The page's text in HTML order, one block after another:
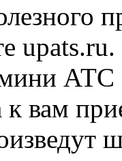
АТС
к вам